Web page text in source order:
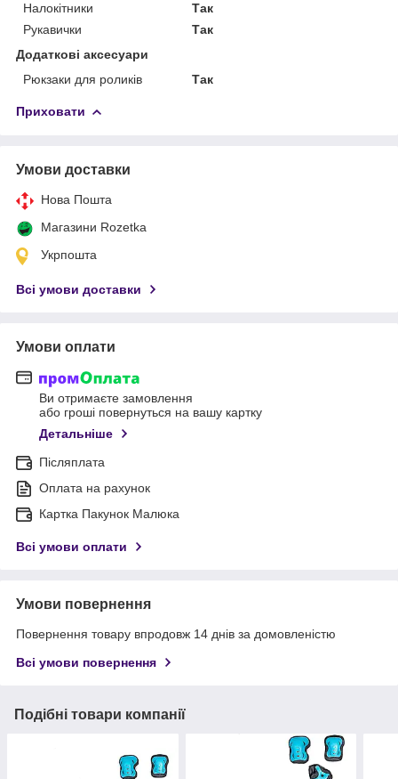
Налокітники
Так
Рукавички
Так
Додаткові аксесуари
Рюкзаки для роликів
Так
Приховати
Умови доставки
Нова Пошта
Магазини Rozetka
Укрпошта
Всі умови доставки
Умови оплати
Ви отримаєте замовлення
або гроші повернуться на вашу картку
Детальніше
Післяплата
Оплата на рахунок
Картка Пакунок Малюка
Всі умови оплати
Умови повернення
Повернення товару впродовж 14 днів за домовленістю
Всі умови повернення
Подібні товари компанії